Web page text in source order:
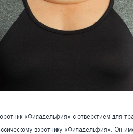
«Филадельфия» с отверстием для
воротнику «Филадельфия». Он